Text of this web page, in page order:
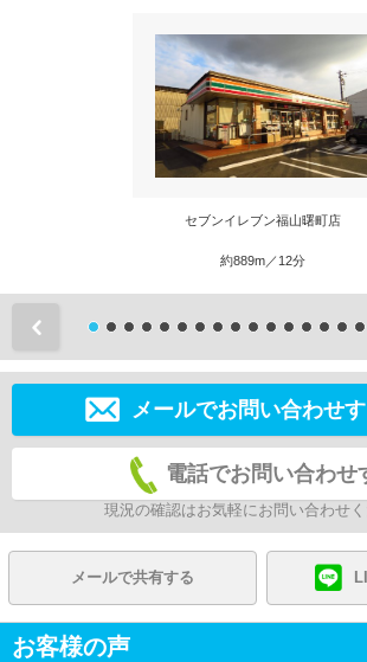
セブンイレブン福山曙町店
約889m／12分
メールでお問い合わせ
電話でお問い合わせ
現況の確認はお気軽にお問い合わせく
メールで共有する
お客様の声